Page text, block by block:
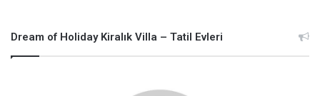
Dream of Holiday Kiralık Villa – Tatil Evleri